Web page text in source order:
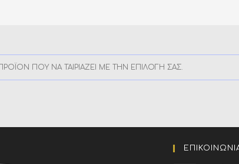
ΠΟΥ ΝΑ ΤΑΙΡΙΆΖΕΙ ΜΕ ΤΗΝ ΕΠΙΛΟΓΉ ΣΑΣ.